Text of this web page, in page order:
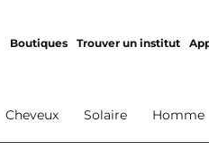
Boutiques Trouver un institut
Cheveux Solaire Homme